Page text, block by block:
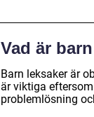
Vad är
Barn leksaker är
är viktiga
problemlösning